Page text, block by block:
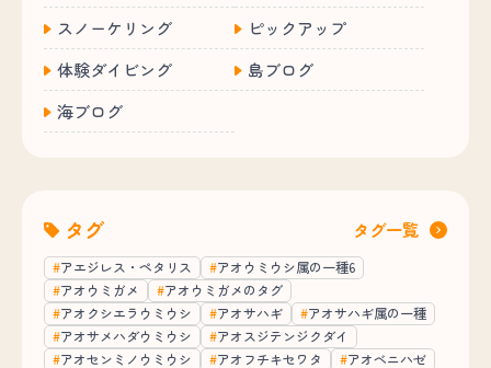
スノーケリング
ピックアップ
体験ダイビング
島ブログ
海ブログ
タグ タグ一覧
アエジレス・ペタリス
アオウミウシ属の一種6
アオウミガメ
アオウミガメのタグ
アオクシエラウミウシ
アオサハギ
アオサハギ属の一種
アオサメハダウミウシ
アオスジテンジクダイ
アオセンミノウミウシ
アオフチキセワタ
アオベニハゼ